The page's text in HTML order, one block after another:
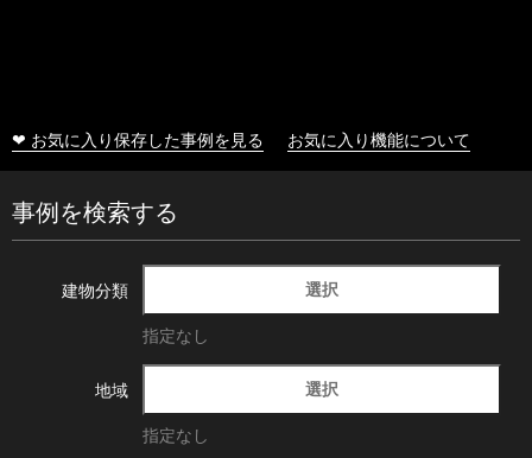
❤ お気に入り保存した事例を見る お気に入り機能について
事例を検索する
建物分類 選択
指定なし
地域 選択
指定なし